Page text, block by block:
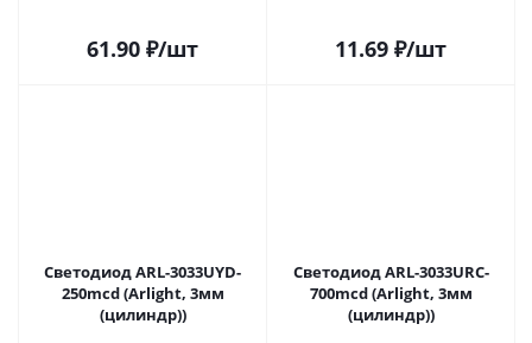
61.90 ₽/шт 11.69 ₽/шт
Светодиод ARL-3033UYD-
250mcd (Arlight, 3мм
(цилиндр))
Светодиод ARL-3033URC-
700mcd (Arlight, 3мм
(цилиндр))